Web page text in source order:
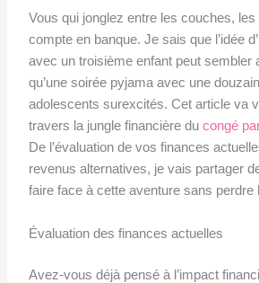
Vous qui jonglez entre les couches,
compte en banque. Je sais que l’idée
avec un troisième enfant peut sembler
qu’une soirée pyjama avec une
adolescents surexcités. Cet article va
travers la jungle financière du congé
De l’évaluation de vos finances
revenus alternatives, je vais partager
faire face à cette aventure sans perdre
Évaluation des finances actuelles
Avez-vous déjà pensé à l’impact